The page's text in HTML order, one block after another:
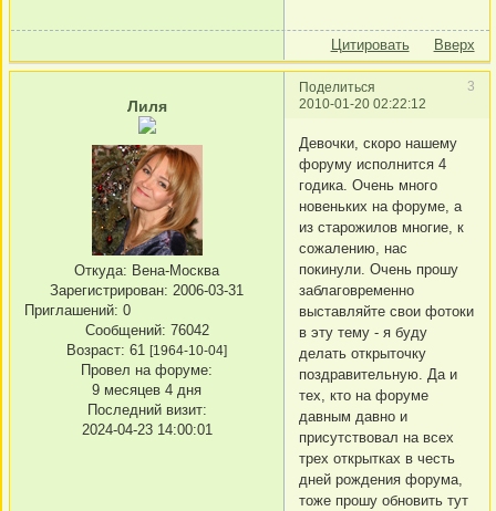
Цитировать Вверх
Поделиться
3
2010-01-20 02:22:12
Лиля
Откуда: Вена-Москва
Зарегистрирован: 2006-03-31
Приглашений: 0
Сообщений: 76042
Возраст: 61 [1964-10-04]
Провел на форуме:
9 месяцев 4 дня
Последний визит:
2024-04-23 14:00:01
Девочки, скоро нашему
форуму исполнится 4
годика. Очень много
новеньких на форуме, а
из старожилов многие, к
сожалению, нас
покинули. Очень прошу
заблаговременно
выставляйте свои фотоки
в эту тему - я буду
делать открыточку
поздравительную. Да и
тех, кто на форуме
давным давно и
присутствовал на всех
трех открытках в честь
дней рождения форума,
тоже прошу обновить тут